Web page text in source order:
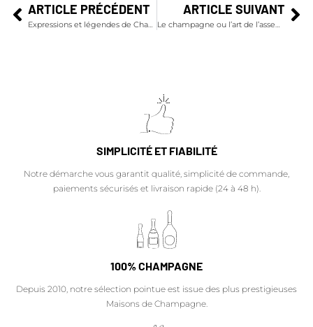
ARTICLE PRÉCÉDENT ARTICLE SUIVANT
SIMPLICITÉ ET FIABILITÉ
Notre démarche vous garantit qualité, simplicité de commande,
paiements sécurisés et livraison rapide (24 à 48 h).
100% CHAMPAGNE
Depuis 2010, notre sélection pointue est issue des plus prestigieuses
Maisons de Champagne.